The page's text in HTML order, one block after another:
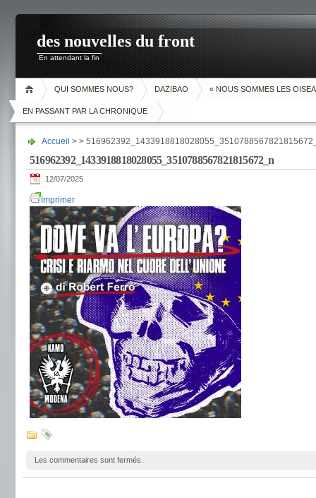
des nouvelles du front
En attendant la fin
QUI SOMMES NOUS? DAZIBAO « NOUS SOMMES LES
EN PASSANT PAR LA CHRONIQUE
Accueil > >
516962392_1433918818028055_3510788567821815672_n
12/07/2025
Imprimer
Les commentaires sont fermés.